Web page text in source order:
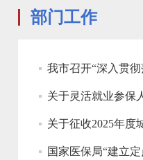
部门工作
我市召开“深入贯
关于灵活就业参保
关于征收2025年度
国家医保局“建立